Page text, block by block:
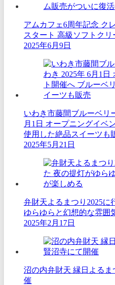
アムカフェ6周年記念 ク
スタート 高級ソフトク
2025年6月9日
いわき市藤間ブルーベリ
月1日 オープニングイベ
使用した絶品スイーツも
2025年5月21日
弁財天よるまつり2025に
ゆらゆらと幻想的な雰囲
2025年2月17日
沼の内弁財天 縁日よる
催